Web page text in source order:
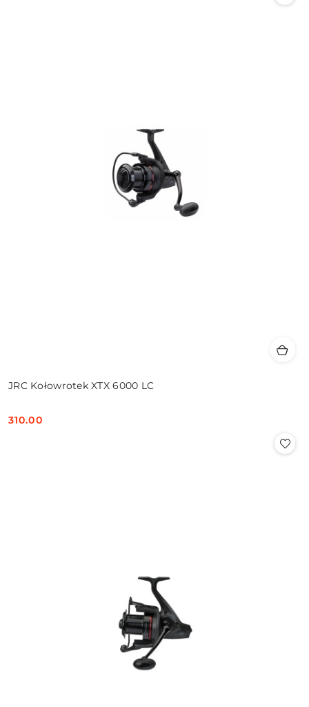
JRC Kołowrotek XTX 6000 LC
Cena:
310.00